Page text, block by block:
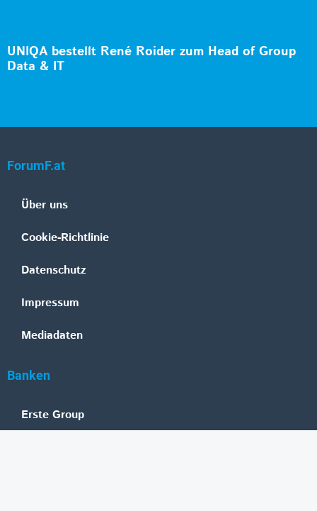
UNIQA bestellt René Roider zum Head of Group
Data & IT
ForumF.at
Über uns
Cookie-Richtlinie
Datenschutz
Impressum
Mediadaten
Banken
Erste Group